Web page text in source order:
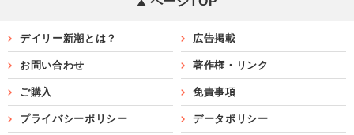
デイリー新潮とは？ 広告掲載
お問い合わせ 著作権・リンク
ご購入 免責事項
プライバシーポリシー データポリシー